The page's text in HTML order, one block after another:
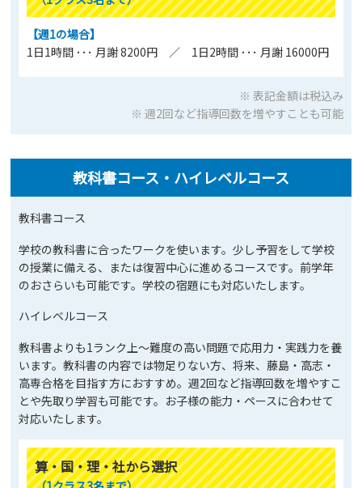
【週1の場合】
1日1時間 ･･･ 月謝 8200円 ／ 1日2時間 ･･･ 月謝 16000円
※ 表記金額は税込み
※ 週2回など指導回数を増やすことも可能
教科書コース・ハイレベルコース
教科書コース
学校の教科書に合ったワークを使います。少し予習をして学校
の授業に備える、または復習中心に進めるコースです。前学年
のおさらいも可能です。学校の宿題にも対応いたします。
ハイレベルコース
教科書よりも1ランク上～難度の高い問題で応用力・実践力を養
います。教科書の内容では物足りない方、将来、藤島・高志・
高専合格を目指す方におすすめ。週2回など指導回数を増やすこ
とや先取り学習も可能です。お子様の能力・ペースに合わせて
対応いたします。
算・国・理・社から選択